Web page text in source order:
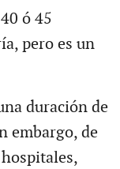
ó 45
pero es un
duración de
embargo, de